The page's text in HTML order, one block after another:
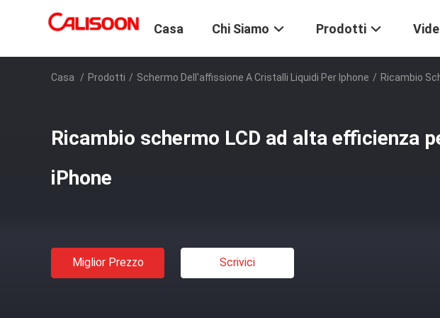
Casa Chi Siamo Prodotti
Casa / Prodotti / Schermo Dell'affissione A Cristalli Liquidi Per Iphone / Ricambio
Ricambio schermo LCD ad alta efficienza
iPhone
Miglior Prezzo Scrivici